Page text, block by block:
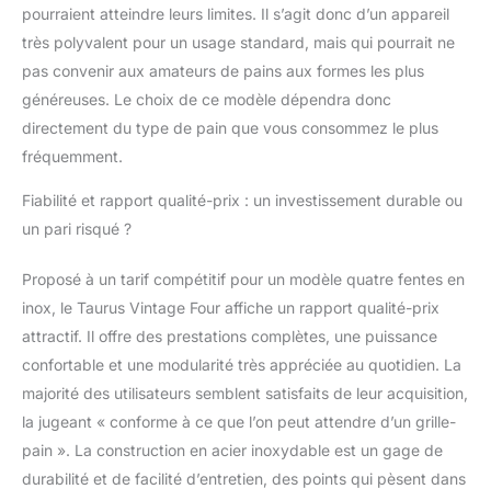
pourraient atteindre leurs limites. Il s’agit donc d’un appareil
très polyvalent pour un usage standard, mais qui pourrait ne
pas convenir aux amateurs de pains aux formes les plus
généreuses. Le choix de ce modèle dépendra donc
directement du type de pain que vous consommez le plus
fréquemment.
Fiabilité et rapport qualité-prix : un investissement durable ou
un pari risqué ?
Proposé à un tarif compétitif pour un modèle quatre fentes en
inox, le Taurus Vintage Four affiche un rapport qualité-prix
attractif. Il offre des prestations complètes, une puissance
confortable et une modularité très appréciée au quotidien. La
majorité des utilisateurs semblent satisfaits de leur acquisition,
la jugeant « conforme à ce que l’on peut attendre d’un grille-
pain ». La construction en acier inoxydable est un gage de
durabilité et de facilité d’entretien, des points qui pèsent dans